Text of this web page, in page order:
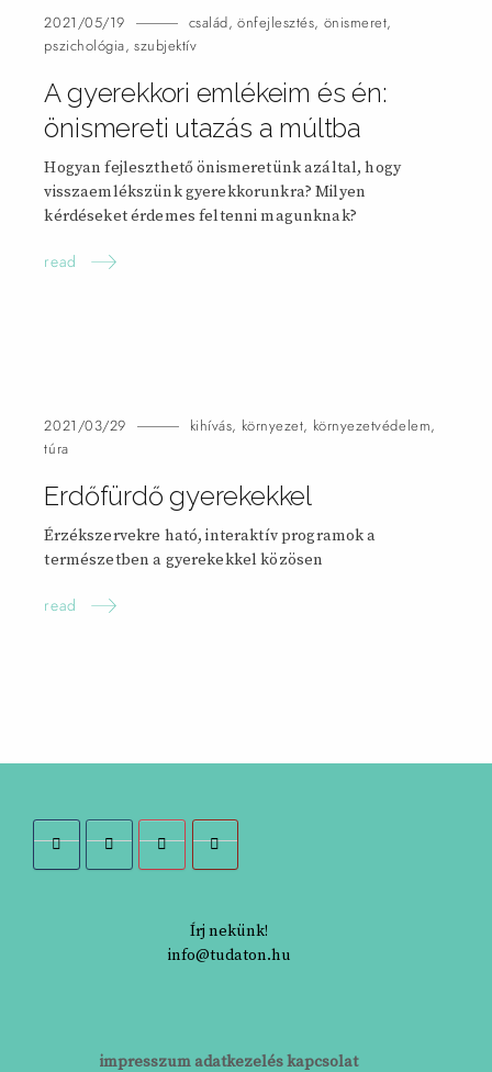
2021/05/19 család, önfejlesztés, önismeret,
pszichológia,szubjektív
A gyerekkori emlékeim és én:
önismereti utazás a múltba
Hogyan fejleszthető önismeretünk azáltal, hogy
visszaemlékszünk gyerekkorunkra? Milyen
kérdéseket érdemes feltenni magunknak?
read
2021/03/29 kihívás, környezet, környezetvédelem,
túra
Erdőfürdő gyerekekkel
Érzékszervekre ható, interaktív programok a
természetben a gyerekekkel közösen
read
Írj nekünk!
info@tudaton.hu
impresszum adatkezeléskapcsolat